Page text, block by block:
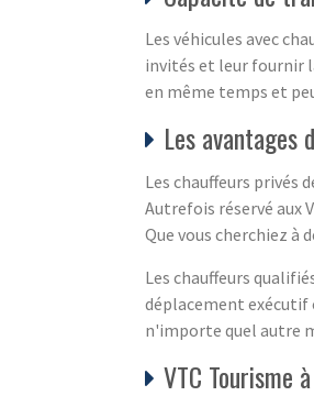
Les véhicules avec
invités et leur fournir
en même temps et
Les avantages
Les chauffeurs privés
Autrefois réservé aux
Que vous cherchiez à
Les chauffeurs
déplacement exécutif
n'importe quel autre
VTC Tourisme